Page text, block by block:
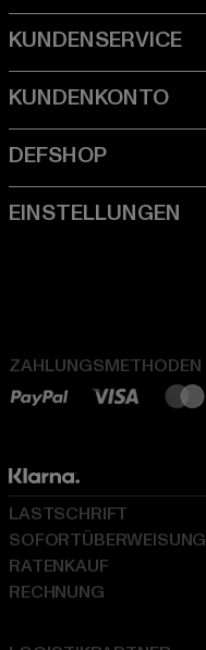
ZAHLUNGSMETHODEN
LASTSCHRIFT
SOFORTÜBERWEISUNG
RATENKAUF
RECHNUNG